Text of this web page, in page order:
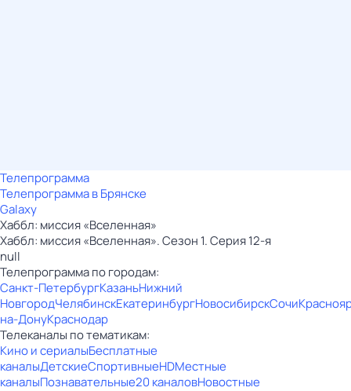
Телепрограмма
Телепрограмма в Брянске
Galaxy
Хаббл: миссия «Вселенная»
Хаббл: миссия «Вселенная». Сезон 1. Серия 12-я
null
Телепрограмма по городам:
Санкт-ПетербургКазаньНижний
НовгородЧелябинскЕкатеринбургНовосибирскСочи
на-ДонуКраснодар
Телеканалы по тематикам:
Кино и сериалыБесплатные
каналыДетскиеСпортивныеHDМестные
каналыПознавательные20 каналовНовостные